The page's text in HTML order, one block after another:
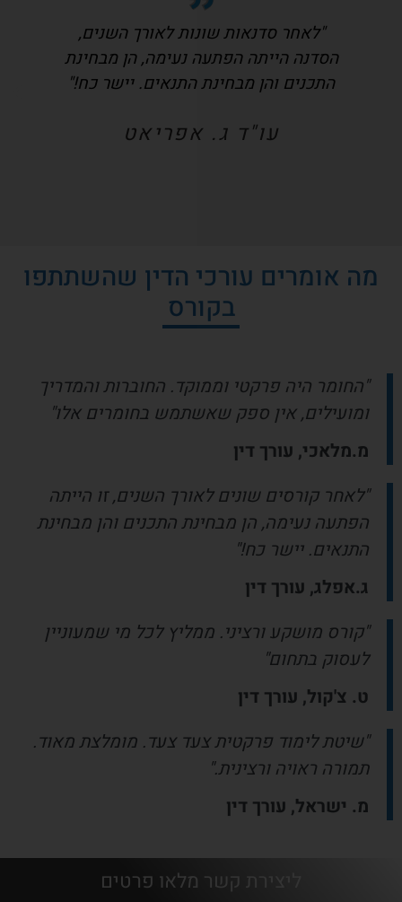
"לאחר סדנאות שונות לאורך השנים,
הסדנה הייתה הפתעה נעימה, הן מבחינת
התכנים והן מבחינת התנאים. יישר כח!"
עו"ד ג. אפריאט
מה אומרים עורכי הדין שהשתתפו
בקורס
"החומר היה פרקטי וממוקד. החוברות והמדריך
ומועילים, אין ספק שאשתמש בחומרים אלו"
מ.מלאכי, עורך דין
"לאחר קורסים שונים לאורך השנים, זו הייתה
הפתעה נעימה, הן מבחינת התכנים והן מבחינת
התנאים. יישר כח!"
ג.אפלג, עורך דין
"קורס מושקע ורציני. ממליץ לכל מי שמעוניין
לעסוק בתחום"
ט. צ'קול, עורך דין
"שיטת לימוד פרקטית צעד צעד. מומלצת מאוד.
תמורה ראויה ורצינית."
מ. ישראל, עורך דין
ליצירת קשר מלאו פרטים